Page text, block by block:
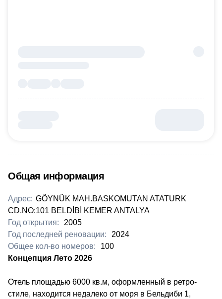
Общая информация
Адрес: GÖYNÜK MAH.BASKOMUTAN ATATURK
CD.NO:101 BELDİBİ KEMER ANTALYA
Год открытия:
2005
Год последней реновации:
2024
Общее кол-во номеров:
100
​Концепция Лето 2026
Отель площадью 6000 кв.м, оформленный в ретро-
стиле, находится недалеко от моря в Бельдиби 1,